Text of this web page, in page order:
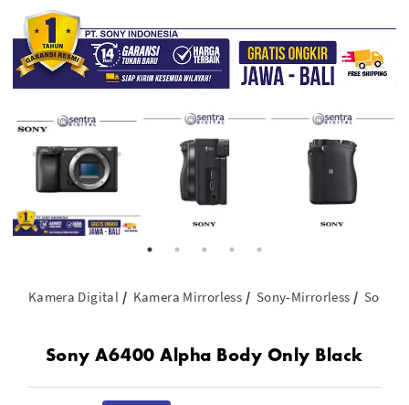
Kamera Digital Kamera Mirrorless Sony-Mirrorless Sony
Sony A6400 Alpha Body Only Black